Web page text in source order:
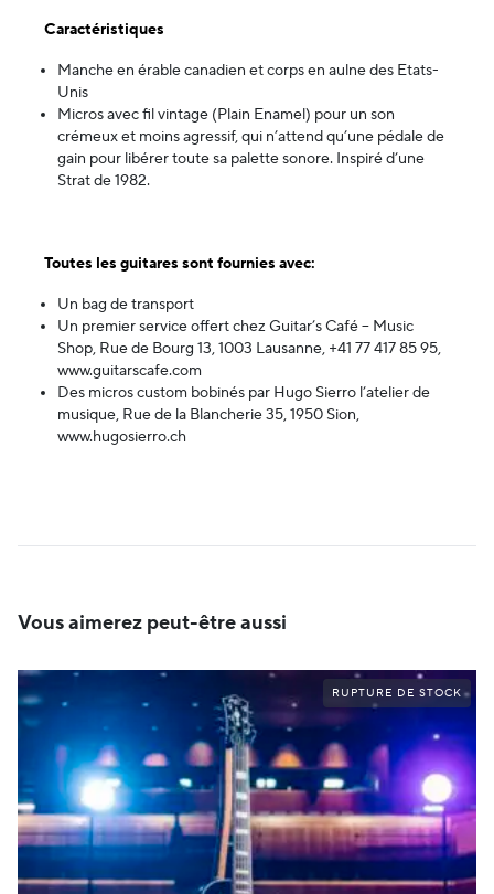
Caractéristiques
Manche en érable canadien et corps en aulne des Etats-
Unis
Micros avec fil vintage (Plain Enamel) pour un son
crémeux et moins agressif, qui n’attend qu’une pédale de
gain pour libérer toute sa palette sonore. Inspiré d’une
Strat de 1982.
Toutes les guitares sont fournies avec:
Un bag de transport
Un premier service offert chez Guitar’s Café – Music
Shop, Rue de Bourg 13, 1003 Lausanne, +41 77 417 85 95,
www.guitarscafe.com
Des micros custom bobinés par Hugo Sierro l’atelier de
musique, Rue de la Blancherie 35, 1950 Sion,
www.hugosierro.ch
Vous aimerez peut-être aussi
RUPTURE DE STOCK